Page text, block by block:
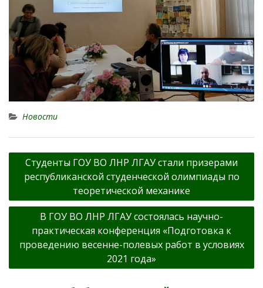
Новости
Навигация
Студенты ГОУ ВО ЛНР ЛГАУ стали призерами
республиканской студенческой олимпиады по
теоретической механике
В ГОУ ВО ЛНР ЛГАУ состоялась научно-
практическая конференция «Подготовка к
проведению весенне-полевых работ в условиях
2021 года»